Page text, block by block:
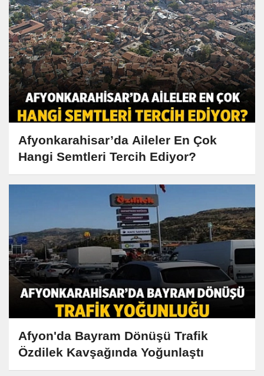
Afyonkarahisar’da Aileler En Çok
Hangi Semtleri Tercih Ediyor?
Afyon'da Bayram Dönüşü Trafik
Özdilek Kavşağında Yoğunlaştı